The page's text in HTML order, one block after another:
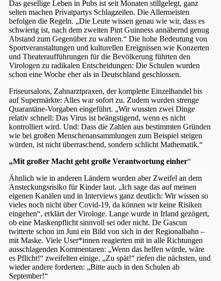
Das gesellige Leben in Pubs ist seit Monaten stillgelegt, ganz
selten machen Privatpartys Schlagzeilen. Die Allermeisten
befolgen die Regeln. „Die Leute wissen genau wie wir, dass es
schwierig ist, nach dem zweiten Pint Guinness annähernd genug
Abstand zum Gegenüber zu wahren.“ Die hohe Bedeutung von
Sportveranstaltungen und kulturellen Ereignissen wie Konzerten
und Theateraufführungen für die Bevölkerung führten den
Virologen zu radikalen Entscheidungen: Die Schulen wurden
schon eine Woche eher als in Deutschland geschlossen.
Friseursalons, Zahnarztpraxen, der komplette Einzelhandel bis
auf Supermärkte: Alles war sofort zu. Zudem wurden strenge
Quarantäne-Vorgaben eingeführt. „Wir wussten zwei Dinge
relativ schnell: Das Virus ist beängstigend, wenn es nicht
kontrolliert wird. Und: Dass die Zahlen aus bestimmten Gründen
wie bei großen Menschenansammlungen zum Beispiel steigen
würden, ist nicht überraschend, sondern schlicht Mathematik.“
„Mit großer Macht geht große Verantwortung einher“
Ähnlich wie in anderen Ländern wurden aber Zweifel an dem
Ansteckungsrisiko für Kinder laut. „Ich sage das auf meinen
eigenen Kanälen und in Interviews ganz deutlich: Wir wissen so
vieles noch nicht über Covid-19, da können wir keine Risiken
eingehen“, erklärt der Virologe. Lange wurde in Irland gezögert,
ob eine Maskenpflicht sinnvoll sei oder nicht. De Gascun
twitterte schon im Juni ein Bild von sich in der Regionalbahn –
mit Maske. Viele User*innen reagierten mit in alle Richtungen
ausschlagenden Kommentaren: „Wenn das helfen würde, wäre
es Pflicht!“ zweifelten einige. „Zu spät!“ riefen die nächsten, und
wieder andere forderten: „Bitte auch in den Schulen ab
September!“